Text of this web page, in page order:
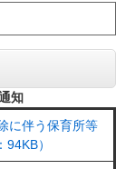
知
に伴う保育所等
）